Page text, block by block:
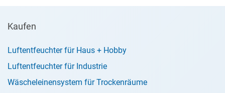
Kaufen
Luftentfeuchter für Haus + Hobby
Luftentfeuchter für Industrie
Wäscheleinensystem für Trockenräume